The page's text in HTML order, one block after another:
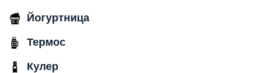
Йогуртница
Термос
Кулер